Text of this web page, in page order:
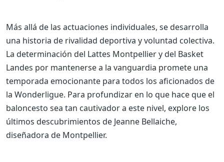
Más allá de las actuaciones individuales, se desarrolla
una historia de rivalidad deportiva y voluntad colectiva.
La determinación del Lattes Montpellier y del Basket
Landes por mantenerse a la vanguardia promete una
temporada emocionante para todos los aficionados de
la Wonderligue. Para profundizar en lo que hace que el
baloncesto sea tan cautivador a este nivel, explore los
últimos descubrimientos de Jeanne Bellaiche,
diseñadora de Montpellier.